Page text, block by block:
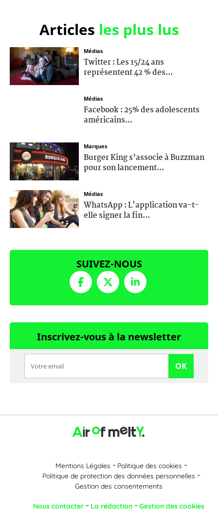
Articles les plus lus
Médias
Twitter : Les 15/24 ans
représentent 42 % des...
Médias
Facebook : 25% des adolescents
américains...
Marques
Burger King s’associe à Buzzman
pour son lancement...
Médias
WhatsApp : L'application va-t-
elle signer la fin...
SUIVEZ-NOUS
Inscrivez-vous à la newsletter
OK
Mentions Légales
Politique des cookies
Politique de protection des données personnelles
Gestion des consentements
Nous contacter La rédaction Gestion des cookies